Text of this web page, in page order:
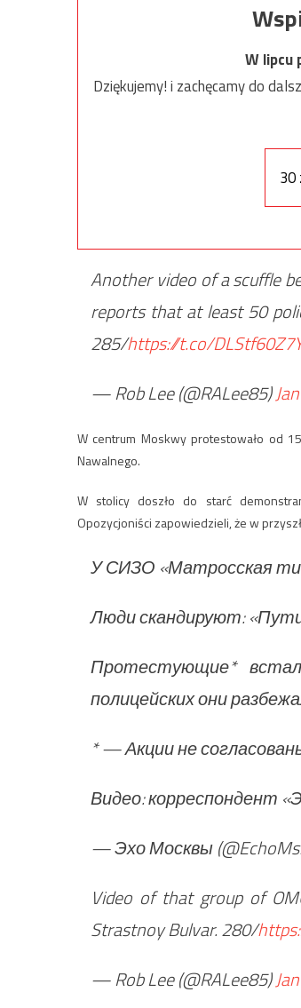
W lipcu
Dziękujemy! i zachęcamy do
30
Another video of a scuffle
reports that at least 50
285/https://t.co/
— Rob Lee (@RALee85)
W centrum Moskwy protestowało od
Nawalnego.
W stolicy doszło do starć
Opozycjoniści zapowiedzieli, że w
У СИЗО «Матросская
Люди скандируют:
Протестующие*
полицейских они
* — Акции не
Видео: корреспондент
— Эхо Москвы
Video of that group of
Strastnoy Bulvar. 280/
— Rob Lee (@RALee85)